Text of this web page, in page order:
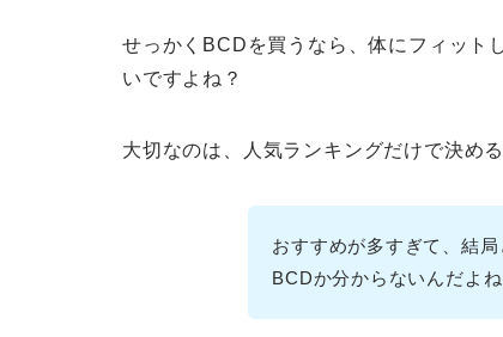
せっかくBCDを買うなら、体にフィット
いですよね？
大切なのは、人気ランキングだけで決める
おすすめが多すぎて、結
BCDか分からないんだよね